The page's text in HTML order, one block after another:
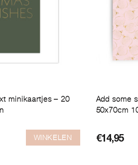
minikaartjes – 20
WINKELEN
Add some
50x70cm
€14,95